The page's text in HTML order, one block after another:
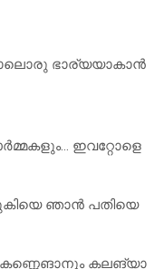
ഭാര്യയാകാൻ
ഇവറ്റോളെ
ഞാൻ പതിയെ
കണ്ണെങാനും കലങ്യാ